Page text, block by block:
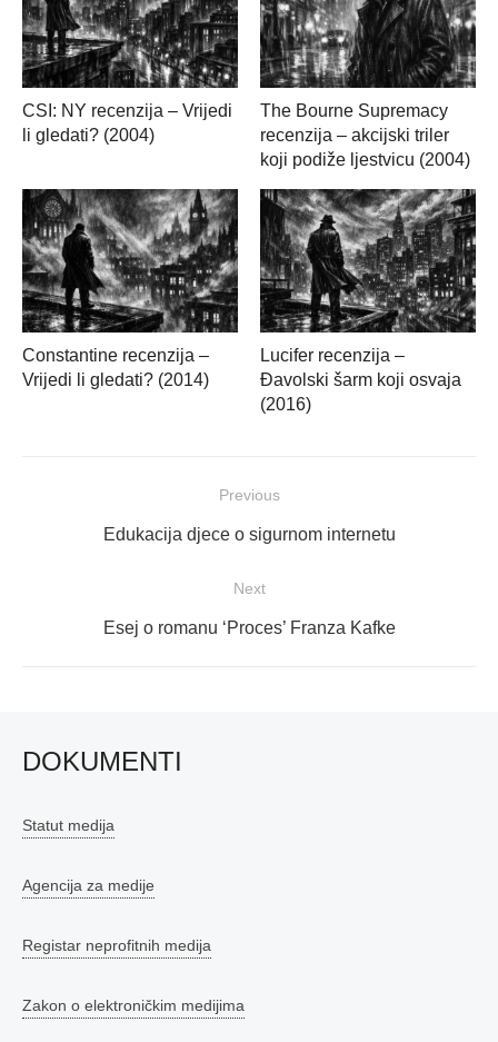
CSI: NY recenzija – Vrijedi
li gledati? (2004)
The Bourne Supremacy
recenzija – akcijski triler
koji podiže ljestvicu (2004)
Constantine recenzija –
Vrijedi li gledati? (2014)
Lucifer recenzija –
Đavolski šarm koji osvaja
(2016)
Previous
Previous
Edukacija djece o sigurnom internetu
Next
Next
Esej o romanu ‘Proces’ Franza Kafke
DOKUMENTI
Statut medija
Agencija za medije
Registar neprofitnih medija
Zakon o elektroničkim medijima